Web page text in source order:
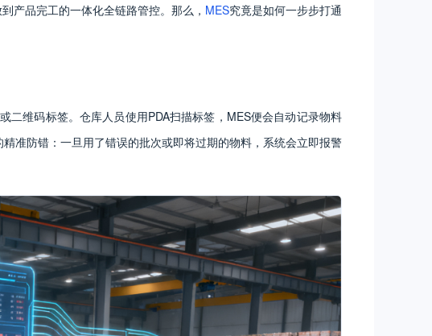
产品完工的一体化全链路管控。那么， MES究竟是如何一步步打通
维码标签。仓库人员使用PDA扫描标签，MES便会自动记录物料
准防错：一旦用了错误的批次或即将过期的物料，系统会立即报警